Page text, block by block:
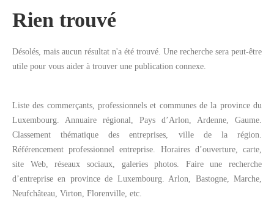
Rien trouvé
Désolés, mais aucun résultat n'a été trouvé. Une recherche sera peut-être
utile pour vous aider à trouver une publication connexe.
Liste des commerçants, professionnels et communes de la province du
Luxembourg. Annuaire régional, Pays d’Arlon, Ardenne, Gaume.
Classement thématique des entreprises, ville de la région.
Référencement professionnel entreprise. Horaires d’ouverture, carte,
site Web, réseaux sociaux, galeries photos. Faire une recherche
d’entreprise en province de Luxembourg. Arlon, Bastogne, Marche,
Neufchâteau, Virton, Florenville, etc.